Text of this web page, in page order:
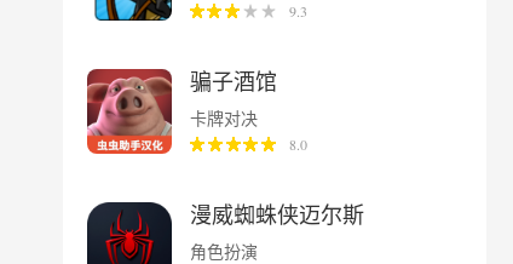
9.3
骗子酒馆
卡牌对决
8.0
漫威蜘蛛侠迈尔斯
角色扮演